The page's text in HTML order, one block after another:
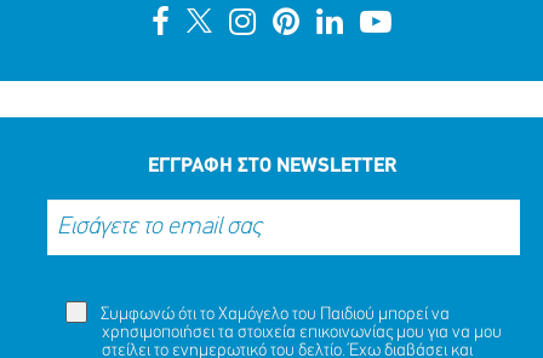
ΕΓΓΡΑΦΗ ΣΤΟ NEWSLETTER
Συμφωνώ ότι το Χαμόγελο του Παιδιού μπορεί να
χρησιμοποιήσει τα στοιχεία επικοινωνίας μου για να μου
στείλει το ενημερωτικό του δελτίο. Έχω διαβάσει και